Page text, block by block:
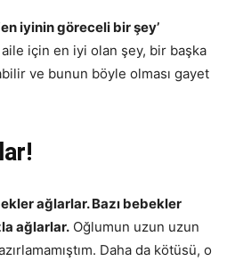
iyinin göreceli bir şey’
için en iyi olan şey, bir başka
ve bunun böyle olması gayet
ağlarlar. Bazı bebekler
ağlarlar. Oğlumun uzun uzun
Daha da kötüsü, o